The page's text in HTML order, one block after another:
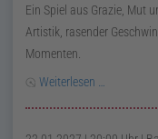
Ein Spiel aus Grazie, Mut
Artistik, rasender
Momenten.
Weiterlesen …